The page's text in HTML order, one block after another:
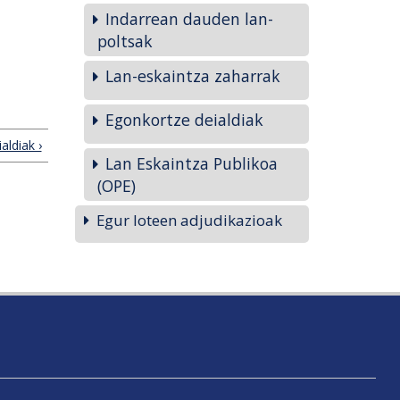
›
Indarrean dauden lan-
poltsak
Lan-eskaintza zaharrak
Egonkortze deialdiak
Lan Eskaintza Publikoa
(OPE)
Egur loteen adjudikazioak